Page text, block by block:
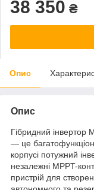
38 350 ₴
Опис
Опис
Гібридний інвертор
— це
корпусі потужний
незалежні MPPT-
пристрій для